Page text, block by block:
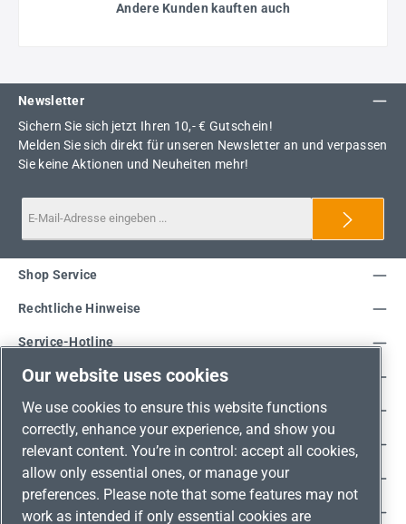
Andere Kunden kauften auch
Newsletter
Sichern Sie sich jetzt Ihren 10,- € Gutschein!
Melden Sie sich direkt für unseren Newsletter an und verpassen
Sie keine Aktionen und Neuheiten mehr!
Service-Hotline
Shop Service
Rechtliche Hinweise
Unsere Vorteile
Versandarten
Zahlungsarten
Adresse
Umweltschutz & Partnerschaft
Our website uses cookies
We use cookies to ensure this website functions
correctly, enhance your experience, and show you
relevant content. You’re in control: accept all cookies,
allow only essential ones, or manage your
preferences. Please note that some features may not
work as intended if only essential cookies are